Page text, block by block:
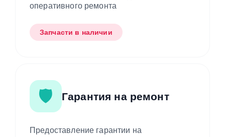
оперативного ремонта
Запчасти в наличии
🛡️ Гарантия на ремонт
Предоставление гарантии на